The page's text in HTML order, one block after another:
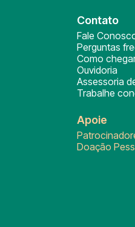
Contato
Fale
Perguntas
Como
Ouvidoria
Assessoria
Trabalhe
Apoie
Doação